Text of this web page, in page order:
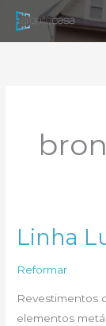
para
Linha
Reformar
Revestimentos
elementos